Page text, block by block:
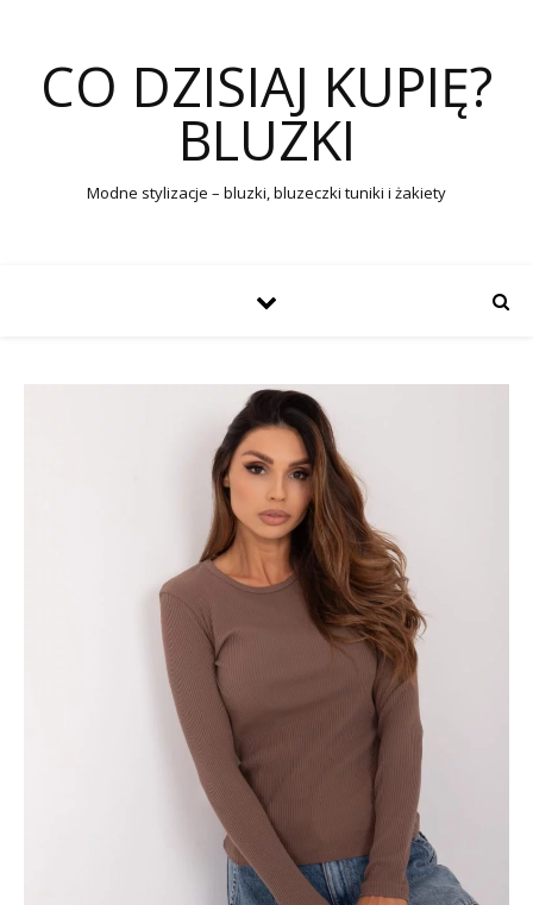
CO DZISIAJ KUPIĘ?
BLUZKI
Modne stylizacje – bluzki, bluzeczki tuniki i żakiety